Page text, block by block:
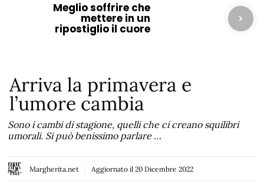
Meglio soffrire che
mettere in un
ripostiglio il cuore
Arriva la primavera e
l’umore cambia
Sono i cambi di stagione, quelli che ci creano squilibri
umorali. Si può benissimo parlare …
Margherita.net Aggiornato il 20 Dicembre 2022